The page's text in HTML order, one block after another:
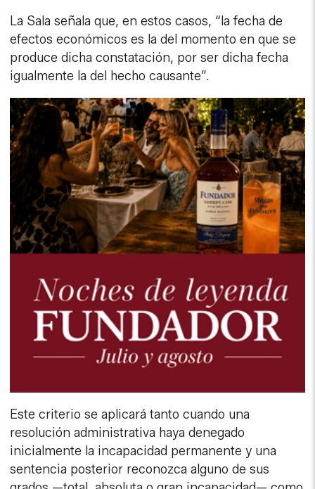
La Sala señala que, en estos casos, “la fecha de
efectos económicos es la del momento en que se
produce dicha constatación, por ser dicha fecha
igualmente la del hecho causante”.
Este criterio se aplicará tanto cuando una
resolución administrativa haya denegado
inicialmente la incapacidad permanente y una
sentencia posterior reconozca alguno de sus